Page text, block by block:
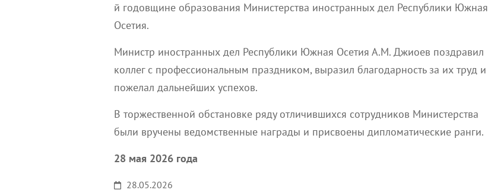
й годовщине образования Министерства иностранных дел Республики Южная
Осетия.
Министр иностранных дел Республики Южная Осетия А.М. Джиоев поздравил
коллег с профессиональным праздником, выразил благодарность за их труд и
пожелал дальнейших успехов.
В торжественной обстановке ряду отличившихся сотрудников Министерства
были вручены ведомственные награды и присвоены дипломатические ранги.
28 мая 2026 года
28.05.2026